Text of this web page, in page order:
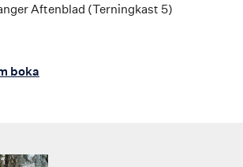
Aftenblad (Terningkast 5)
boka